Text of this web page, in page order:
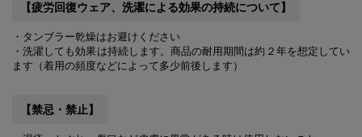
【疲労回復ウェア、洗濯による効果の持続について】
・タンブラー乾燥はお避けください
・洗濯しても効果は持続します。商品の耐用期間は約２年を想定してい
ます（着用の頻度などによって多少前後します）
【禁忌・禁止】